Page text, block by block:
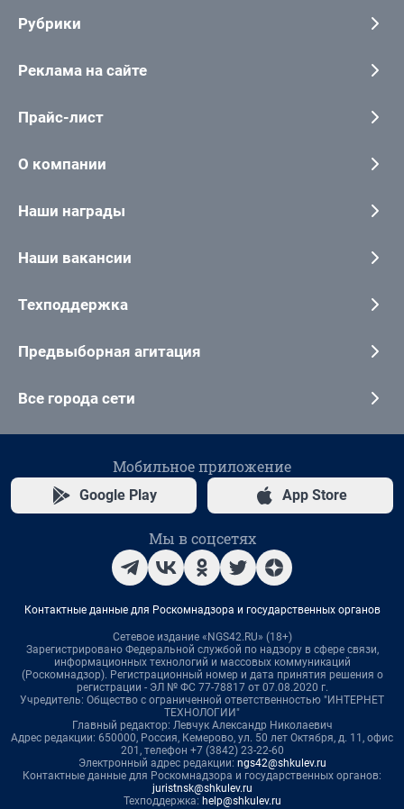
Рубрики
Реклама на сайте
Прайс-лист
О компании
Наши награды
Наши вакансии
Техподдержка
Предвыборная агитация
Все города сети
Мобильное приложение
Google Play App Store
Мы в соцсетях
Контактные данные для Роскомнадзора и государственных органов
Сетевое издание «NGS42.RU» (18+)
Зарегистрировано Федеральной службой по надзору в сфере связи,
информационных технологий и массовых коммуникаций
(Роскомнадзор). Регистрационный номер и дата принятия решения о
регистрации - ЭЛ № ФС 77-78817 от 07.08.2020 г.
Учредитель: Общество с ограниченной ответственностью "ИНТЕРНЕТ
ТЕХНОЛОГИИ"
Главный редактор: Левчук Александр Николаевич
Адрес редакции: 650000, Россия, Кемерово, ул. 50 лет Октября, д. 11, офис
201, телефон +7 (3842) 23-22-60
Электронный адрес редакции: ngs42@shkulev.ru
Контактные данные для Роскомнадзора и государственных органов:
juristnsk@shkulev.ru
Техподдержка: help@shkulev.ru